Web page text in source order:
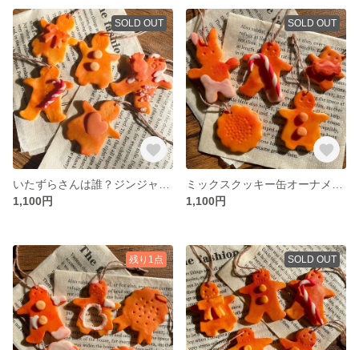
SOLD OUT
1,100円
SOLD OUT
1,100円
残り1点 SOLD OUT